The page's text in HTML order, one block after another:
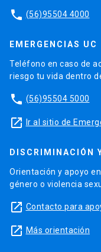
phone (56)95504 4000
EMERGENCIAS UC
Teléfono en caso de
riesgo tu vida dentro
phone (56)95504 5000
launch Ir al sitio de
DISCRIMINACIÓN
Orientación y apoyo
género o violencia
launch Contacto para
launch Más orientación